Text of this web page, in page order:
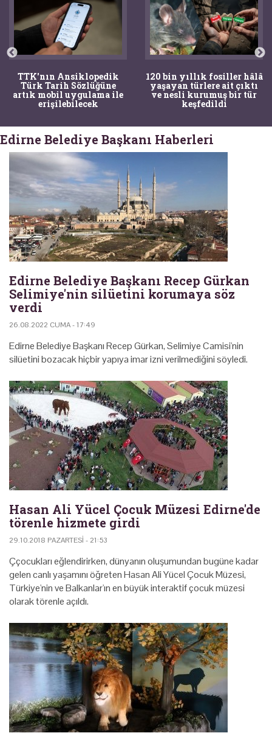
TTK'nın Ansiklopedik
Türk Tarih Sözlüğüne
artık mobil uygulama ile
erişilebilecek
120 bin yıllık fosiller hâlâ
yaşayan türlere ait çıktı
ve nesli kurumuş bir tür
keşfedildi
Edirne Belediye Başkanı Haberleri
Edirne Belediye Başkanı Recep Gürkan
Selimiye'nin silüetini korumaya söz
verdi
26.08.2022 CUMA - 17:49
Edirne Belediye Başkanı Recep Gürkan, Selimiye Camisi'nin
silüetini bozacak hiçbir yapıya imar izni verilmediğini söyledi.
Hasan Ali Yücel Çocuk Müzesi Edirne'de
törenle hizmete girdi
29.10.2018 PAZARTESI - 21:53
Ççocukları eğlendirirken, dünyanın oluşumundan bugüne kadar
gelen canlı yaşamını öğreten Hasan Ali Yücel Çocuk Müzesi,
Türkiye'nin ve Balkanlar'ın en büyük interaktif çocuk müzesi
olarak törenle açıldı.